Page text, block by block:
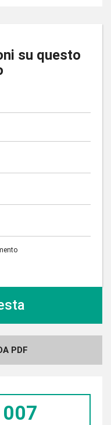
su questo
PDF